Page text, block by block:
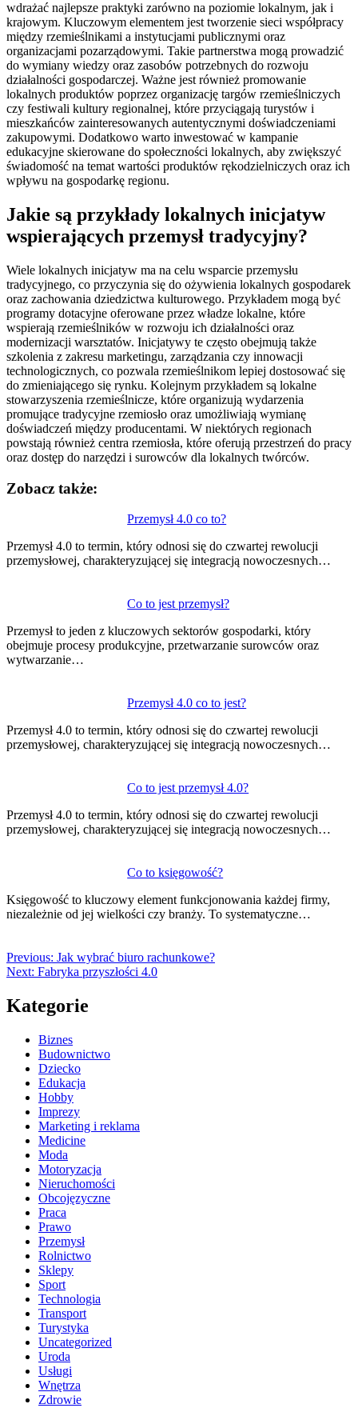
wdrażać najlepsze praktyki zarówno na poziomie lokalnym, jak i
krajowym. Kluczowym elementem jest tworzenie sieci współpracy
między rzemieślnikami a instytucjami publicznymi oraz
organizacjami pozarządowymi. Takie partnerstwa mogą prowadzić
do wymiany wiedzy oraz zasobów potrzebnych do rozwoju
działalności gospodarczej. Ważne jest również promowanie
lokalnych produktów poprzez organizację targów rzemieślniczych
czy festiwali kultury regionalnej, które przyciągają turystów i
mieszkańców zainteresowanych autentycznymi doświadczeniami
zakupowymi. Dodatkowo warto inwestować w kampanie
edukacyjne skierowane do społeczności lokalnych, aby zwiększyć
świadomość na temat wartości produktów rękodzielniczych oraz ich
wpływu na gospodarkę regionu.
Jakie są przykłady lokalnych inicjatyw
wspierających przemysł tradycyjny?
Wiele lokalnych inicjatyw ma na celu wsparcie przemysłu
tradycyjnego, co przyczynia się do ożywienia lokalnych gospodarek
oraz zachowania dziedzictwa kulturowego. Przykładem mogą być
programy dotacyjne oferowane przez władze lokalne, które
wspierają rzemieślników w rozwoju ich działalności oraz
modernizacji warsztatów. Inicjatywy te często obejmują także
szkolenia z zakresu marketingu, zarządzania czy innowacji
technologicznych, co pozwala rzemieślnikom lepiej dostosować się
do zmieniającego się rynku. Kolejnym przykładem są lokalne
stowarzyszenia rzemieślnicze, które organizują wydarzenia
promujące tradycyjne rzemiosło oraz umożliwiają wymianę
doświadczeń między producentami. W niektórych regionach
powstają również centra rzemiosła, które oferują przestrzeń do pracy
oraz dostęp do narzędzi i surowców dla lokalnych twórców.
Zobacz także:
Przemysł 4.0 co to?
Przemysł 4.0 to termin, który odnosi się do czwartej rewolucji
przemysłowej, charakteryzującej się integracją nowoczesnych…
Co to jest przemysł?
Przemysł to jeden z kluczowych sektorów gospodarki, który
obejmuje procesy produkcyjne, przetwarzanie surowców oraz
wytwarzanie…
Przemysł 4.0 co to jest?
Przemysł 4.0 to termin, który odnosi się do czwartej rewolucji
przemysłowej, charakteryzującej się integracją nowoczesnych…
Co to jest przemysł 4.0?
Przemysł 4.0 to termin, który odnosi się do czwartej rewolucji
przemysłowej, charakteryzującej się integracją nowoczesnych…
Co to księgowość?
Księgowość to kluczowy element funkcjonowania każdej firmy,
niezależnie od jej wielkości czy branży. To systematyczne…
wpisu
Previous: Jak wybrać biuro rachunkowe?
Next: Fabryka przyszłości 4.0
Kategorie
Biznes
Budownictwo
Dziecko
Edukacja
Hobby
Imprezy
Marketing i reklama
Medicine
Moda
Motoryzacja
Nieruchomości
Obcojęzyczne
Praca
Prawo
Przemysł
Rolnictwo
Sklepy
Sport
Technologia
Transport
Turystyka
Uncategorized
Uroda
Usługi
Wnętrza
Zdrowie